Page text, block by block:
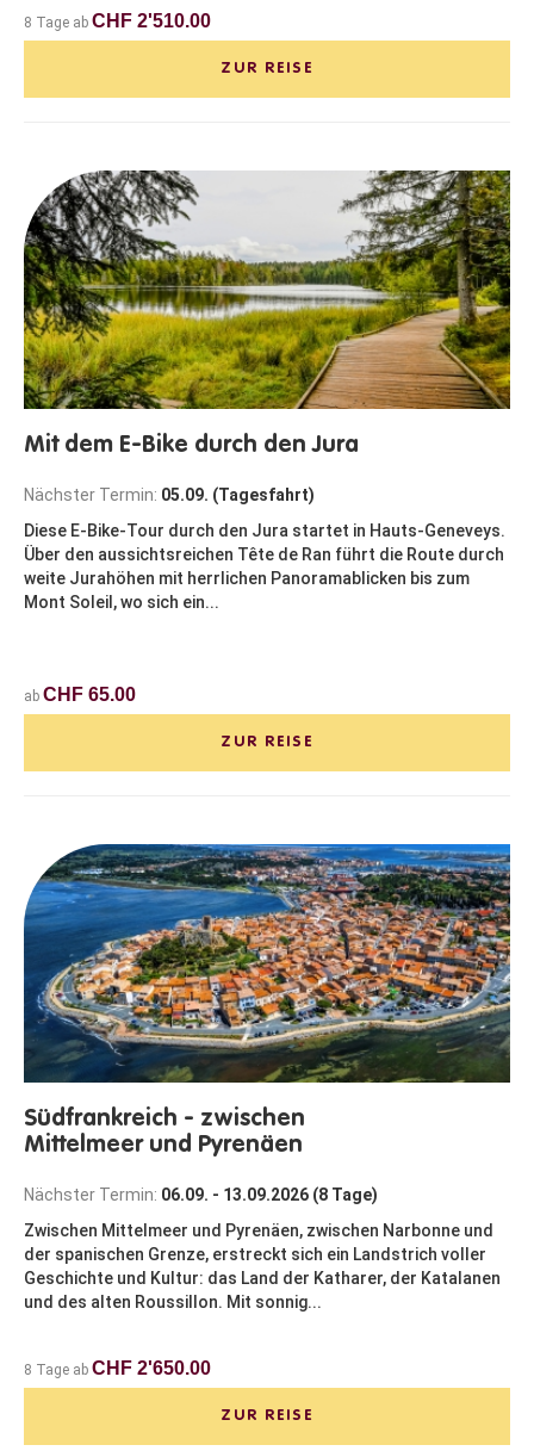
8 Tage ab CHF 2'510.00
ZUR REISE
Mit dem E-Bike durch den Jura
Nächster Termin: 05.09. (Tagesfahrt)
Diese E-Bike-Tour durch den Jura startet in Hauts-Geneveys.
Über den aussichtsreichen Tête de Ran führt die Route durch
weite Jurahöhen mit herrlichen Panoramablicken bis zum
Mont Soleil, wo sich ein...
ab CHF 65.00
ZUR REISE
Südfrankreich - zwischen
Mittelmeer und Pyrenäen
Nächster Termin: 06.09. - 13.09.2026 (8 Tage)
Zwischen Mittelmeer und Pyrenäen, zwischen Narbonne und
der spanischen Grenze, erstreckt sich ein Landstrich voller
Geschichte und Kultur: das Land der Katharer, der Katalanen
und des alten Roussillon. Mit sonnig...
8 Tage ab CHF 2'650.00
ZUR REISE